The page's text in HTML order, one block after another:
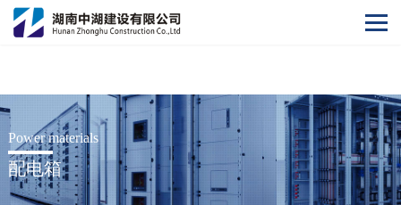
华体会·体育
Power materials
配电箱